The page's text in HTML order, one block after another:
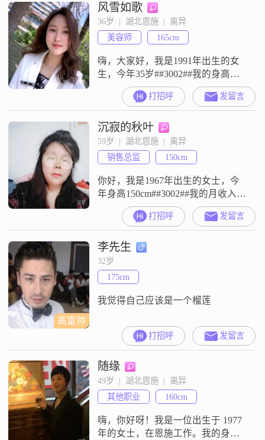
相爱，本身就是一种巧合，你会是
我的那个巧合吗？我刚注册这个平
台，里面的很多东西都不会弄，如
果没有及时回复请谅解。
风雪如歌
36岁  |  湖北恩施  |  离异
美容师
165cm
嗨，大家好，我是1991年出生的女
生，今年35岁##3002##我的身高是
165cm，目前在恩施这边工作生活
##3002##关于收入情况，我每个月
的收入大概在8001到12000元这个区
间##3002##学历是高中及以下
##3002##做中医养生行业，喜欢研
究中医##3002##喜欢种花种菜，喜
欢自己做饭，比较热爱生活
打招呼 发留言
沉寂的秋叶
59岁  |  湖北恩施  |  离异
销售总监
150cm
你好，我是1967年出生的女士，今
年身高150cm##3002##我的月收入在
3001到5000元之间，现在在恩施工
作##3002##我的学历是高中及以下
##3002##我是一个随和易相处的
人，平时性格比较温柔体贴，也比
较善解人意##3002##在与人交往的
过程中，我是一个真诚可靠的人
##3002##我目前是单身状态，
打招呼 发留言
高富帅
李先生
32岁
175cm
我觉得自己应该是一个榴莲
打招呼 发留言
随缘
49岁  |  湖北恩施  |  离异
其他职业
160cm
嗨，你好呀！我是一位出生于 1977
年的女士，在恩施工作。我的身高